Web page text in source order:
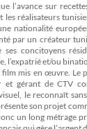
l’avance sur
les réalisateurs
nationalité
par un créateur
ses concitoyens
l’expatrié et/ou
film mis en œuvre. Le
et gérant de CTV
le reconnaît
son projet
un long métrage